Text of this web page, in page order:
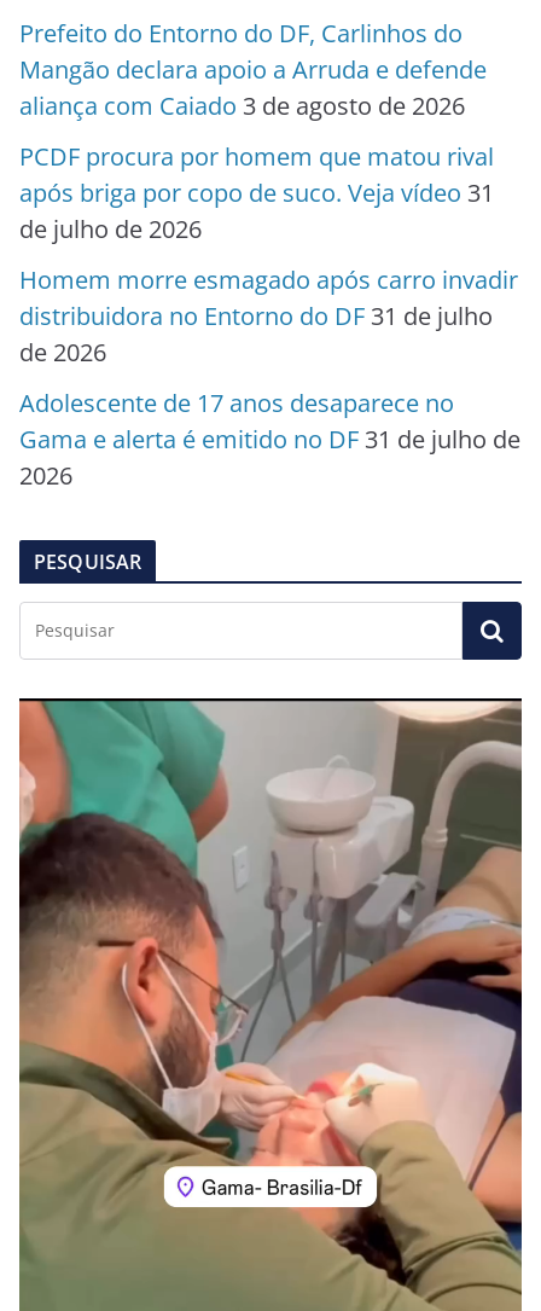
Prefeito do Entorno do DF, Carlinhos do
Mangão declara apoio a Arruda e defende
aliança com Caiado 3 de agosto de 2026
PCDF procura por homem que matou rival
após briga por copo de suco. Veja vídeo 31
de julho de 2026
Homem morre esmagado após carro invadir
distribuidora no Entorno do DF 31 de julho
de 2026
Adolescente de 17 anos desaparece no
Gama e alerta é emitido no DF 31 de julho de
2026
PESQUISAR